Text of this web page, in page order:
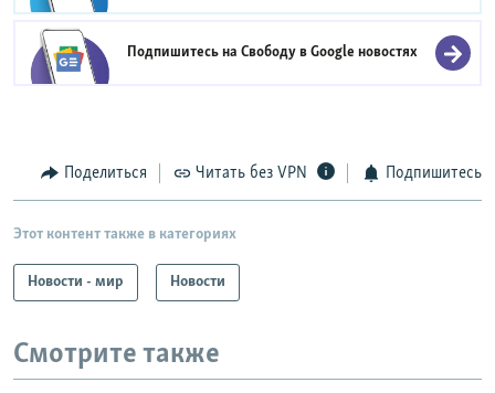
Подпишитесь на Свободу вGoogle новостях
Поделиться Читать без VPN Подпишитесь
Этот контент также в категориях
Новости - мир Новости
Смотрите также